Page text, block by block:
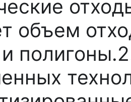
объем
и